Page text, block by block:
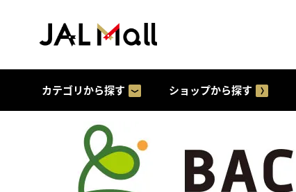
カテゴリから探す ショップから探す